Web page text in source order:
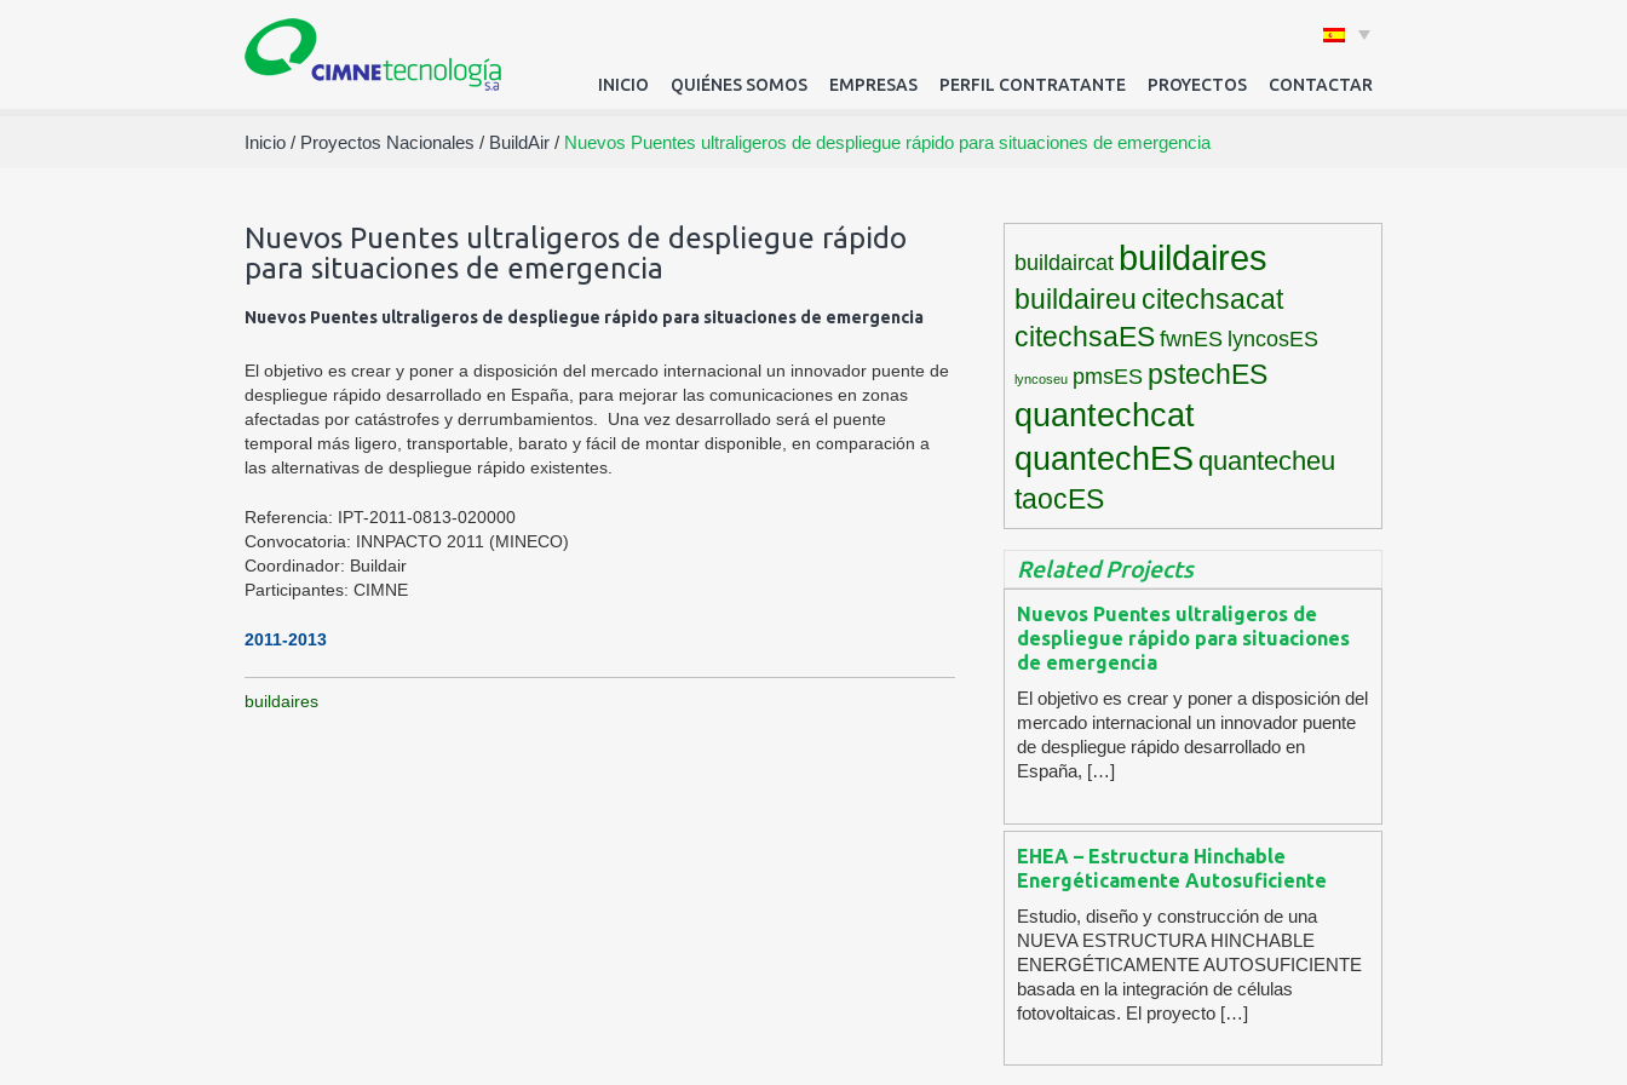
INICIO QUIÉNES SOMOS EMPRESAS PERFIL CONTRATANTE PROYECTOS CONTACTAR
Inicio / Proyectos Nacionales / BuildAir / Nuevos Puentes ultraligeros de despliegue rápido para situaciones de emergencia
Nuevos Puentes ultraligeros de despliegue rápido
para situaciones de emergencia
Nuevos Puentes ultraligeros de despliegue rápido para situaciones de emergencia
El objetivo es crear y poner a disposición del mercado internacional un innovador puente de
despliegue rápido desarrollado en España, para mejorar las comunicaciones en zonas
afectadas por catástrofes y derrumbamientos. Una vez desarrollado será el puente
temporal más ligero, transportable, barato y fácil de montar disponible, en comparación a
las alternativas de despliegue rápido existentes.
Referencia: IPT-2011-0813-020000
Convocatoria: INNPACTO 2011 (MINECO)
Coordinador: Buildair
Participantes: CIMNE
2011-2013
buildaires
buildaircat buildaires
buildaireu citechsacat
citechsaES fwnES lyncosES
lyncoseu pmsES pstechES
quantechcat
quantechES quantecheu
taocES
Related Projects
Nuevos Puentes ultraligeros de
despliegue rápido para situaciones
de emergencia
El objetivo es crear y poner a disposición del
mercado internacional un innovador puente
de despliegue rápido desarrollado en
España, […]
EHEA – Estructura Hinchable
Energéticamente Autosuficiente
Estudio, diseño y construcción de una
NUEVA ESTRUCTURA HINCHABLE
ENERGÉTICAMENTE AUTOSUFICIENTE
basada en la integración de células
fotovoltaicas. El proyecto […]